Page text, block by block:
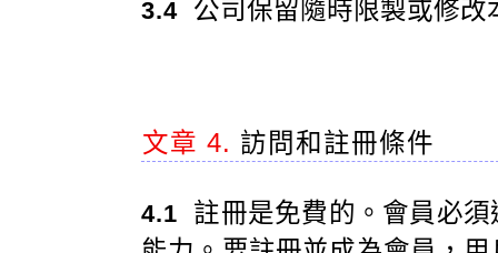
3.4 公司保留隨時限製或修改
文章 4. 訪問和註冊條件
4.1 註冊是免費的。會員必